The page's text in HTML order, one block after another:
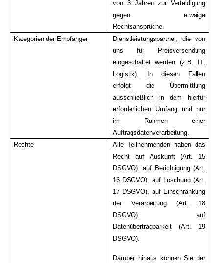
von 3 Jahren zur Verteidigung
gegen etwaige
Rechtsansprüche.
Kategorien der Empfänger
Dienstleistungspartner, die von
uns für Preisversendung
eingeschaltet werden (z.B. IT,
Logistik). In diesen Fällen
erfolgt die Übermittlung
ausschließlich in dem hierfür
erforderlichen Umfang und nur
im Rahmen einer
Auftragsdatenverarbeitung.
Rechte
Alle Teilnehmenden haben das
Recht auf Auskunft (Art. 15
DSGVO), auf Berichtigung (Art.
16 DSGVO), auf Löschung (Art.
17 DSGVO), auf Einschränkung
der Verarbeitung (Art. 18
DSGVO), auf
Datenübertragbarkeit (Art. 19
DSGVO).
Darüber hinaus können Sie der